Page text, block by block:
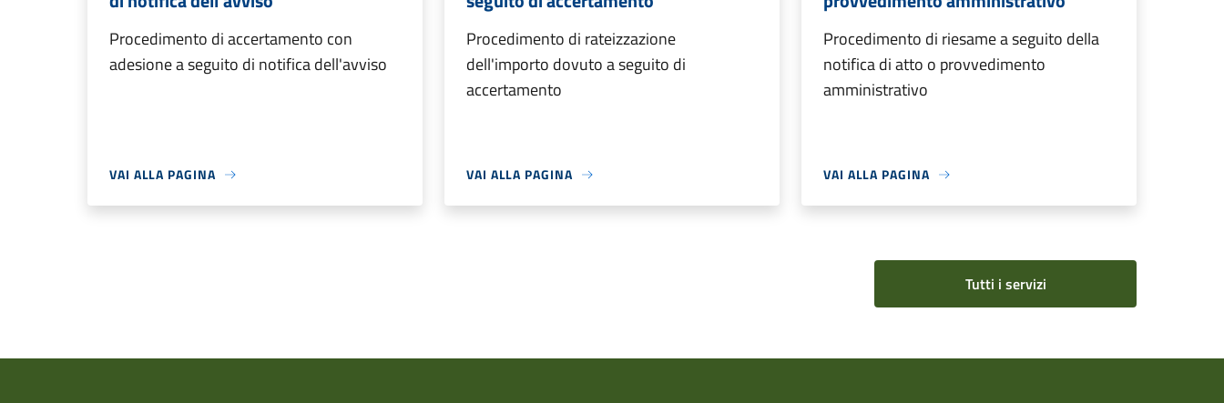
Procedimento di accertamento con
adesione a seguito di notifica dell'avviso
VAI ALLA PAGINA
Procedimento di rateizzazione
dell'importo dovuto a seguito di
accertamento
VAI ALLA PAGINA
Procedimento di riesame a seguito della
notifica di atto o provvedimento
amministrativo
VAI ALLA PAGINA
Tutti i servizi